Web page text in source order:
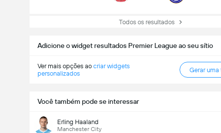
Todos os resultados
Adicione o widget resultados Premier League ao seu sítio
Ver mais opções ao criar widgets
personalizados
Gerar uma
Você também pode se interessar
Erling Haaland
Manchester City